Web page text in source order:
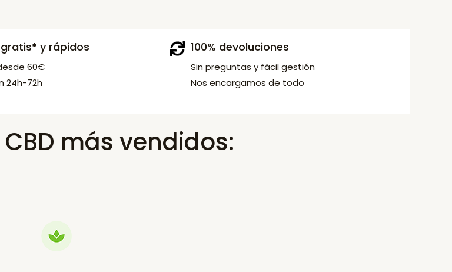
y rápidos
60€
24h-72h
100% devoluciones
Sin preguntas y fácil gestión
Nos encargamos de todo
más vendidos: